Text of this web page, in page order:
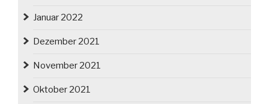
Januar 2022
Dezember 2021
November 2021
Oktober 2021